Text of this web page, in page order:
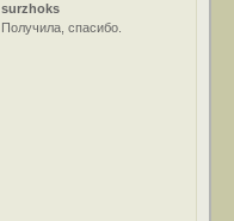
surzhoks
Получила, спасибо.